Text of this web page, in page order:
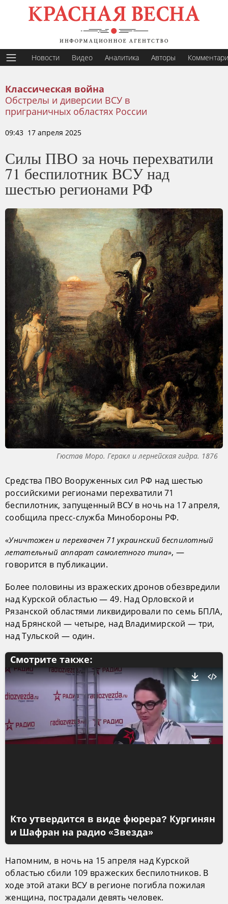
Новости Видео Аналитика Авторы
Классическая война
Обстрелы и диверсии ВСУ в
приграничных областях России
09:43 17 апреля 2025
Силы ПВО за ночь перехватили
71 беспилотник ВСУ над
шестью регионами РФ
Гюстав Моро. Геракл и лернейская гидра. 1876
Средства ПВО Вооруженных сил РФ над шестью
российскими регионами перехватили 71
беспилотник, запущенный ВСУ в ночь на 17 апреля,
сообщила пресс-служба Минобороны РФ.
«Уничтожен и перехвачен 71 украинский беспилотный
летательный аппарат самолетного типа», —
говорится в публикации.
Более половины из вражеских дронов обезвредили
над Курской областью — 49. Над Орловской и
Рязанской областями ликвидировали по семь БПЛА,
над Брянской — четыре, над Владимирской — три,
над Тульской — один.
Смотрите также:
Кто утвердится в виде фюрера? Кургинян
и Шафран на радио «Звезда»
Напомним, в ночь на 15 апреля над Курской
областью сбили 109 вражеских беспилотников. В
ходе этой атаки ВСУ в регионе погибла пожилая
женщина, пострадали девять человек.